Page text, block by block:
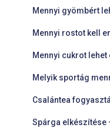
Mennyi gyömbért
Mennyi rostot kell
Mennyi cukrot lehet
Melyik sportág
Csalántea
Spárga elkészítése